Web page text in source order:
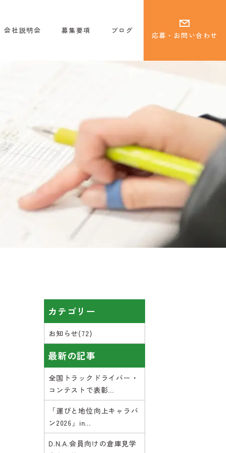
会社説明会 募集要項 ブログ
応募・お問い合わせ
カテゴリー
お知らせ(72)
最新の記事
全国トラックドライバー・
コンテストで表彰...
「運びと地位向上キャラバ
ン2026」in...
D.N.A.会員向けの倉庫見学